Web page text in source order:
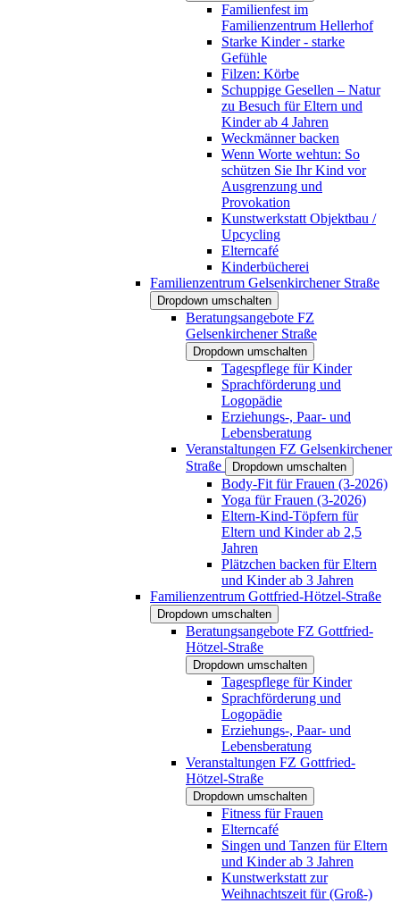
Familienfest im
Familienzentrum Hellerhof
Starke Kinder - starke
Gefühle
Filzen: Körbe
Schuppige Gesellen – Natur
zu Besuch für Eltern und
Kinder ab 4 Jahren
Weckmänner backen
Wenn Worte wehtun: So
schützen Sie Ihr Kind vor
Ausgrenzung und
Provokation
Kunstwerkstatt Objektbau /
Upcycling
Elterncafé
Kinderbücherei
Familienzentrum Gelsenkirchener Straße
Dropdown umschalten
Beratungsangebote FZ
Gelsenkirchener Straße
Dropdown umschalten
Tagespflege für Kinder
Sprachförderung und
Logopädie
Erziehungs-, Paar- und
Lebensberatung
Veranstaltungen FZ Gelsenkirchener
Straße
Dropdown umschalten
Body-Fit für Frauen (3-2026)
Yoga für Frauen (3-2026)
Eltern-Kind-Töpfern für
Eltern und Kinder ab 2,5
Jahren
Plätzchen backen für Eltern
und Kinder ab 3 Jahren
Familienzentrum Gottfried-Hötzel-Straße
Dropdown umschalten
Beratungsangebote FZ Gottfried-
Hötzel-Straße
Dropdown umschalten
Tagespflege für Kinder
Sprachförderung und
Logopädie
Erziehungs-, Paar- und
Lebensberatung
Veranstaltungen FZ Gottfried-
Hötzel-Straße
Dropdown umschalten
Fitness für Frauen
Elterncafé
Singen und Tanzen für Eltern
und Kinder ab 3 Jahren
Kunstwerkstatt zur
Weihnachtszeit für (Groß-)